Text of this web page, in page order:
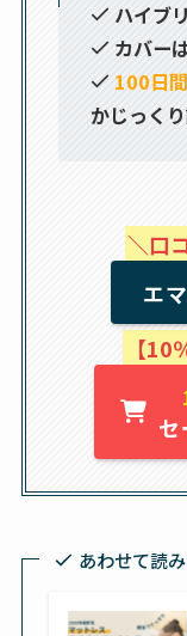
ハイブ
カバー
100日
かじっく
＼口
エ
【10
あわせて読